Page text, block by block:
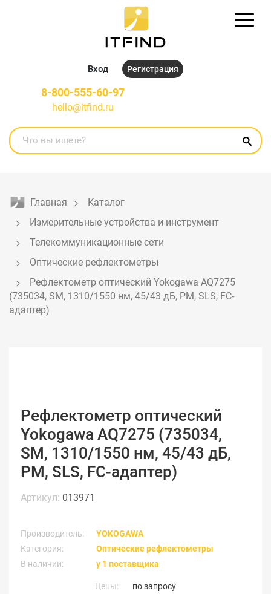
Вход Регистрация
8-800-555-60-97
hello@itfind.ru
Главная
Каталог
Измерительные устройства и инструмент
Телекоммуникационные сети
Оптические рефлектометры
Рефлектометр оптический Yokogawa AQ7275
(735034, SM, 1310/1550 нм, 45/43 дБ, PM, SLS, FC-
адаптер)
Рефлектометр оптический
Yokogawa AQ7275 (735034,
SM, 1310/1550 нм, 45/43 дБ,
PM, SLS, FC-адаптер)
Артикул: 013971
Производитель:
YOKOGAWA
Категория:
Оптические рефлектометры
В наличии:
у 1 поставщика
Цены: по запросу